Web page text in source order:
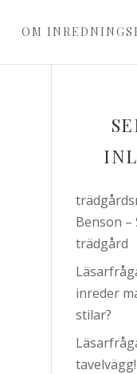
OM
Benson –
trädgård
inreder
stilar?
tavelvägg!